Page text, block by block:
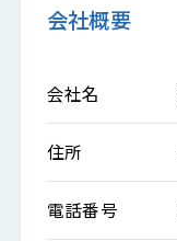
会社概要
会社名
住所
電話番号